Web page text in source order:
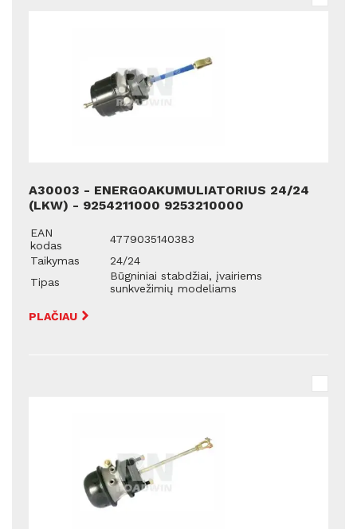
A30003 - ENERGOAKUMULIATORIUS 24/24
(LKW) - 9254211000 9253210000
EAN
kodas
4779035140383
Taikymas
24/24
Tipas
Būgniniai stabdžiai, įvairiems
sunkvežimių modeliams
PLAČIAU